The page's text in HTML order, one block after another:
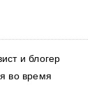
и блогер
во время